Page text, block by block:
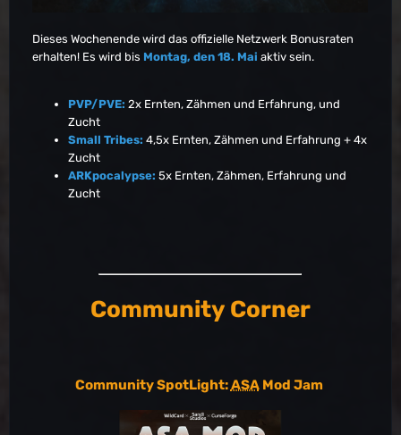
EU-PVE-Aberration5714
EU-PVE-Aberration5718
EU-PVE-Aberration5724
EU-PVE-Aberration5725
EU-PVE-Aberration5763
EU-PVE-Aberration5764
EU-PVE-Aberration5785
EU-PVE-Aberration5806
EU-PVE-ScorchedEarth5458
EU-PVE-ScorchedEarth5462
EU-PVE-ScorchedEarth5466
EU-PVE-ScorchedEarth5474
EU-PVE-ScorchedEarth5475
Dieses Wochenende wird das offizielle Netzwerk Bonusraten
erhalten! Es wird bis Montag, den 18. Mai aktiv sein.
PVP/PVE: 2x Ernten, Zähmen und Erfahrung, und
Zucht
Small Tribes: 4,5x Ernten, Zähmen und Erfahrung + 4x
Zucht
ARKpocalypse: 5x Ernten, Zähmen, Erfahrung und
Zucht
Community Corner
Community SpotLight:ASAMod Jam